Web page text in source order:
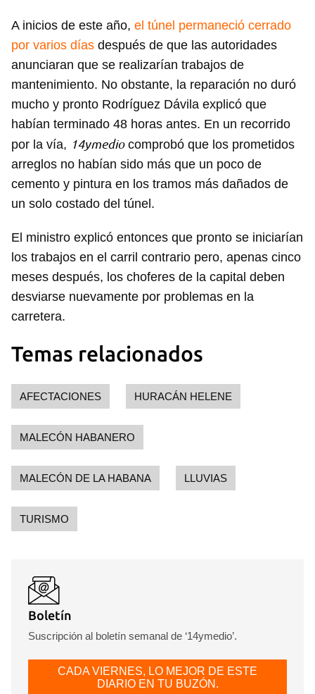
A inicios de este año, el túnel permaneció cerrado
por varios días después de que las autoridades
anunciaran que se realizarían trabajos de
mantenimiento. No obstante, la reparación no duró
mucho y pronto Rodríguez Dávila explicó que
habían terminado 48 horas antes. En un recorrido
por la vía, 14ymediocomprobó que los prometidos
arreglos no habían sido más que un poco de
cemento y pintura en los tramos más dañados de
un solo costado del túnel.
El ministro explicó entonces que pronto se iniciarían
los trabajos en el carril contrario pero, apenas cinco
meses después, los choferes de la capital deben
desviarse nuevamente por problemas en la
carretera.
Temas relacionados
AFECTACIONES HURACÁN HELENE
MALECÓN HABANERO
MALECÓN DE LA HABANA LLUVIAS
TURISMO
Boletín
Suscripción al boletín semanal de ‘14ymedio’.
CADA VIERNES, LO MEJOR DE ESTE
DIARIO EN TU BUZÓN.